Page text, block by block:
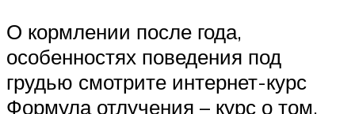
О кормлении после года,
особенностях поведения под
грудью смотрите интернет-курс
Формула отлучения – курс о том,